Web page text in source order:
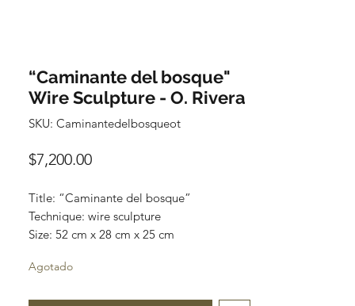
“Caminante del bosque"
Wire Sculpture - O. Rivera
SKU: Caminantedelbosqueot
$7,200.00Precio
Title: “Caminante del bosque”
Technique: wire sculpture
Size: 52 cm x 28 cm x 25 cm
Agotado